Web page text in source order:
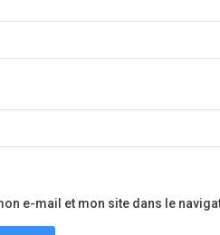
e-mail et mon site dans le